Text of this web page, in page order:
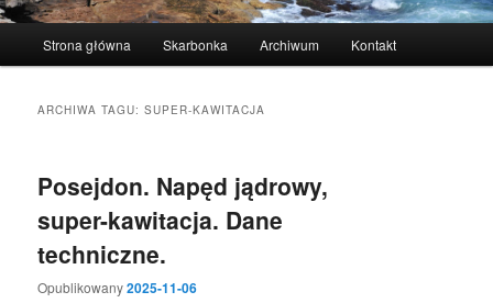
Strona główna Skarbonka Archiwum Kontakt
ARCHIWA TAGU:SUPER-KAWITACJA
Posejdon. Napęd jądrowy,
super-kawitacja. Dane
techniczne.
Opublikowany2025-11-06